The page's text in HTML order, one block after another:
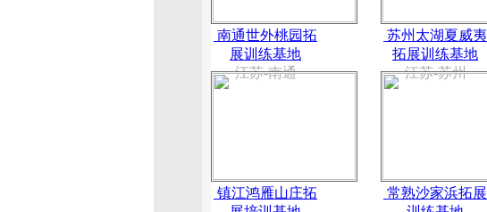
南通世外桃园拓
展训练基地
江苏-南通
苏州太湖夏威夷
拓展训练基地
江苏-苏州
镇江鸿雁山庄拓
常熟沙家浜拓展